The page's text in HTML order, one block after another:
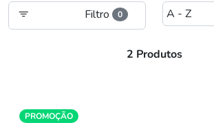
Filtro 0
2 Produtos
PROMOÇÃO